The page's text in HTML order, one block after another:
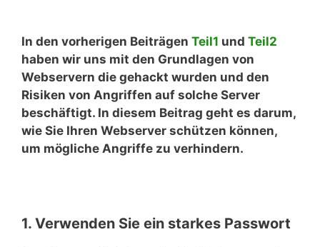
In den vorherigen Beiträgen Teil1 und Teil2
haben wir uns mit den Grundlagen von
Webservern die gehackt wurden und den
Risiken von Angriffen auf solche Server
beschäftigt. In diesem Beitrag geht es darum,
wie Sie Ihren Webserver schützen können,
um mögliche Angriffe zu verhindern.
1. Verwenden Sie ein starkes Passwort